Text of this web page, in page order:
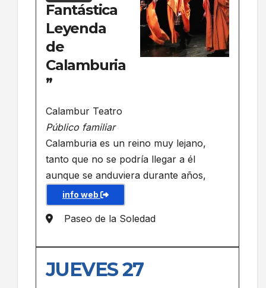
Fantástica
Leyenda
de
Calamburia
”
Calambur Teatro
Público familiar
Calamburia es un reino muy lejano,
tanto que no se podría llegar a él
aunque se anduviera durante años,
info web
Paseo de la Soledad
JUEVES 27